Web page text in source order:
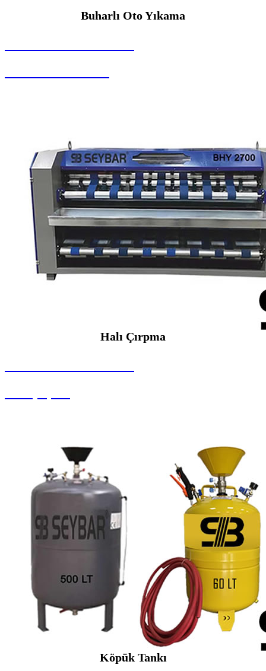
Buharlı Oto Yıkama
Halı Çırpma
Köpük Tankı